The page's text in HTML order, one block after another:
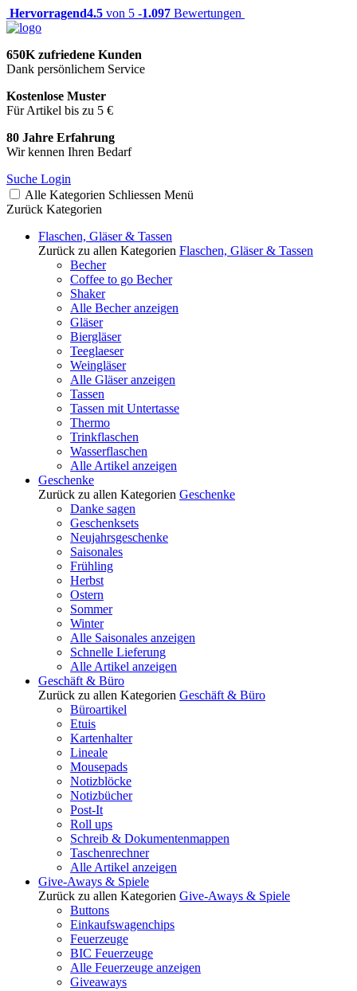
Hervorragend4.5 von 5 -1.097 Bewertungen
650K zufriedene Kunden
Dank persönlichem Service
Kostenlose Muster
Für Artikel bis zu 5 €
80 Jahre Erfahrung
Wir kennen Ihren Bedarf
Suche Login
Alle Kategorien Schliessen Menü
Zurück Kategorien
Flaschen, Gläser & Tassen
Zurück zu allen Kategorien Flaschen, Gläser & Tassen
Becher
Coffee to go Becher
Shaker
Alle Becher anzeigen
Gläser
Biergläser
Teeglaeser
Weingläser
Alle Gläser anzeigen
Tassen
Tassen mit Untertasse
Thermo
Trinkflaschen
Wasserflaschen
Alle Artikel anzeigen
Geschenke
Zurück zu allen Kategorien Geschenke
Danke sagen
Geschenksets
Neujahrsgeschenke
Saisonales
Frühling
Herbst
Ostern
Sommer
Winter
Alle Saisonales anzeigen
Schnelle Lieferung
Alle Artikel anzeigen
Geschäft & Büro
Zurück zu allen Kategorien Geschäft & Büro
Büroartikel
Etuis
Kartenhalter
Lineale
Mousepads
Notizblöcke
Notizbücher
Post-It
Roll ups
Schreib & Dokumentenmappen
Taschenrechner
Alle Artikel anzeigen
Give-Aways & Spiele
Zurück zu allen Kategorien Give-Aways & Spiele
Buttons
Einkaufswagenchips
Feuerzeuge
BIC Feuerzeuge
Alle Feuerzeuge anzeigen
Giveaways